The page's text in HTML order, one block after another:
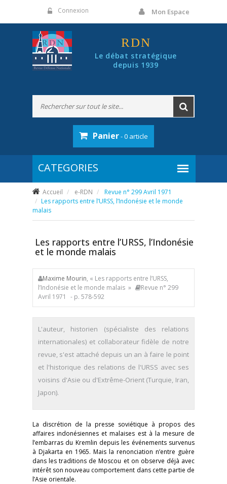
Connexion Mon Espace
RDN
Le débat stratégique
depuis 1939
Panier- 0 article
Accueil e-RDN
Revue n° 299 Avril 1971
Les rapports entre l’URSS, l’Indonésie et le monde
malais
Les rapports entre l’URSS, l’Indonésie
et le monde malais
Maxime Mourin, « Les rapports entre l’URSS,
l’Indonésie et le monde malais »
Revue n° 299
Avril 1971
- p. 578-592
L'auteur, historien (spécialiste des relations
internationales) et collaborateur fidèle de notre
revue, s'est attaché depuis un an à faire le point
et l'historique des relations de l'URSS avec ses
voisins d'Asie ou d'Extrême-Orient (Turquie, Iran,
Japon).
La discrétion de la presse soviétique à propos des
affaires indonésiennes et malaises est à la mesure de
l’embarras du Kremlin depuis les événements survenus
à Djakarta en 1965. Mais la renonciation n’entre guère
dans les traditions de Moscou et on observe déjà avec
intérêt son nouveau comportement dans cette partie de
l’Asie orientale.